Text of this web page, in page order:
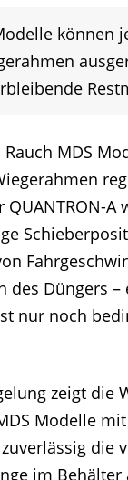
können
MDS
A
des Düngers –
nur noch
zeigt die
Modelle
die
im Behälter